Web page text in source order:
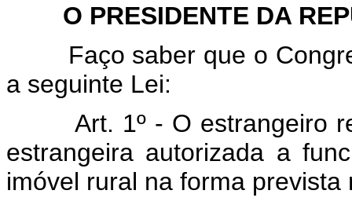
O PRESIDENTE DA
Faço saber que o
a seguinte Lei:
Art. 1º - O estrangeiro
estrangeira autorizada a
imóvel rural na forma prevista